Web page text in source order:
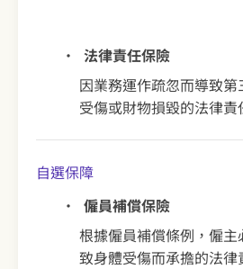
法律責任保險
因業務運作疏忽而導致
受傷或財物損毀的法律責
自選保障
僱員補償保險
根據僱員補償條例，僱
致身體受傷而承擔的法律